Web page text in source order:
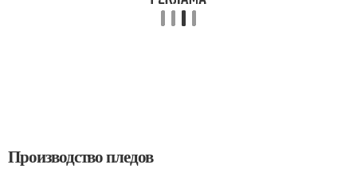
Производство пледов